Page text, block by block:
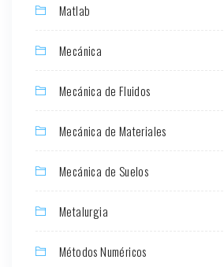
Matlab
Mecánica
Mecánica de Fluidos
Mecánica de Materiales
Mecánica de Suelos
Metalurgia
Métodos Numéricos